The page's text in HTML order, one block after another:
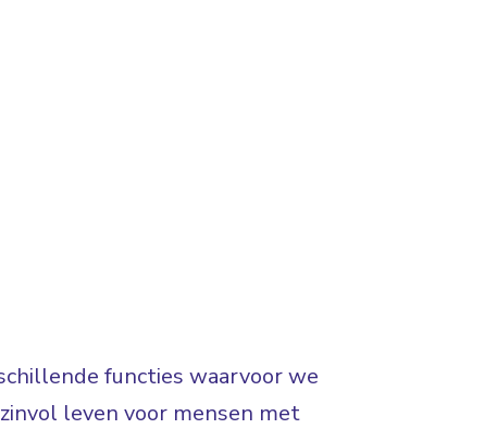
functies waarvoor we
leven voor mensen met